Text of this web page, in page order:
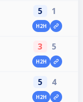
5 1
H2H
3 5
H2H
5 4
H2H